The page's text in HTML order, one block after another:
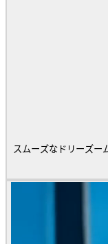
スムーズなドリーズー